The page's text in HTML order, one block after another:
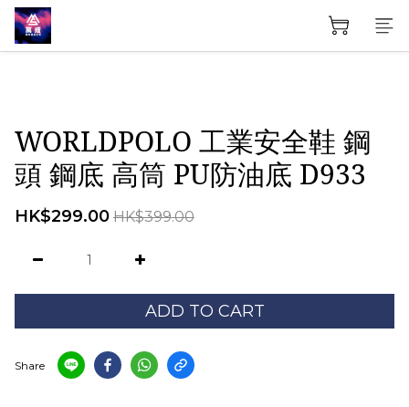
WORLDPOLO 工業安全鞋 鋼
頭 鋼底 高筒 PU防油底 D933
HK$299.00 HK$399.00
ADD TO CART
Share